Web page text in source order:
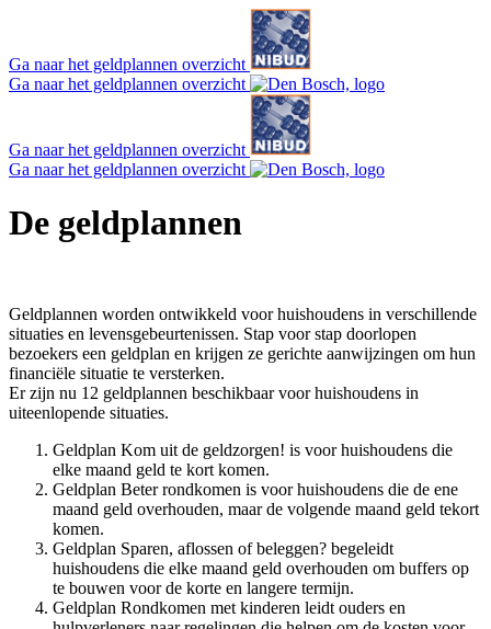
Ga naar het geldplannen overzicht
Ga naar het geldplannen overzicht
Ga naar het geldplannen overzicht
Ga naar het geldplannen overzicht
De geldplannen
Geldplannen worden ontwikkeld voor huishoudens in verschillende
situaties en levensgebeurtenissen. Stap voor stap doorlopen
bezoekers een geldplan en krijgen ze gerichte aanwijzingen om hun
financiële situatie te versterken.
Er zijn nu 12 geldplannen beschikbaar voor huishoudens in
uiteenlopende situaties.
Geldplan Kom uit de geldzorgen! is voor huishoudens die
elke maand geld te kort komen.
Geldplan Beter rondkomen is voor huishoudens die de ene
maand geld overhouden, maar de volgende maand geld tekort
komen.
Geldplan Sparen, aflossen of beleggen? begeleidt
huishoudens die elke maand geld overhouden om buffers op
te bouwen voor de korte en langere termijn.
Geldplan Rondkomen met kinderen leidt ouders en